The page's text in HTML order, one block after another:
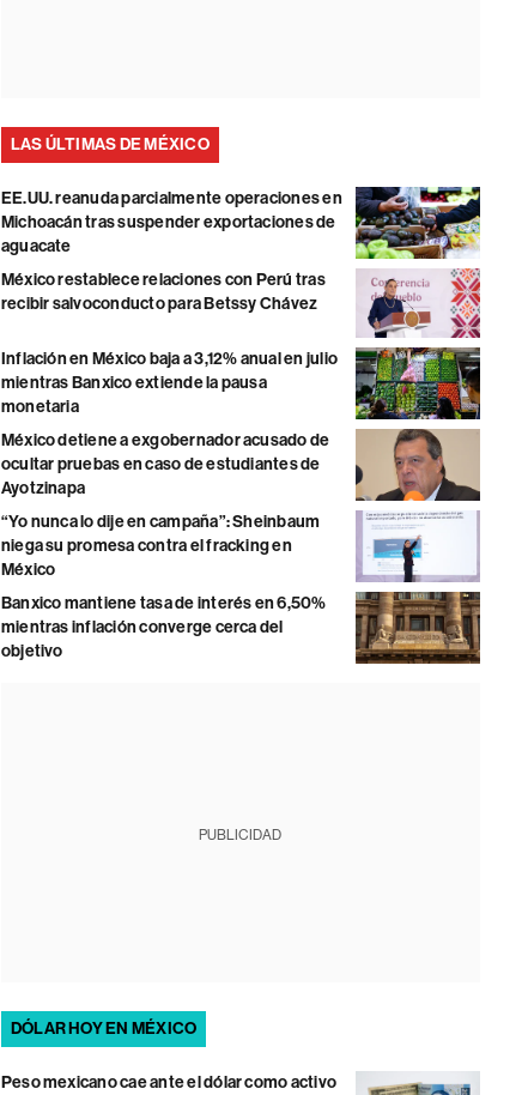
LAS ÚLTIMAS DE MÉXICO
EE.UU. reanuda parcialmente operaciones en
Michoacán tras suspender exportaciones de
aguacate
México restablece relaciones con Perú tras
recibir salvoconducto para Betssy Chávez
Inflación en México baja a 3,12% anual en julio
mientras Banxico extiende la pausa
monetaria
México detiene a exgobernador acusado de
ocultar pruebas en caso de estudiantes de
Ayotzinapa
“Yo nunca lo dije en campaña”: Sheinbaum
niega su promesa contra el fracking en
México
Banxico mantiene tasa de interés en 6,50%
mientras inflación converge cerca del
objetivo
PUBLICIDAD
DÓLAR HOY EN MÉXICO
Peso mexicano cae ante el dólar como activo